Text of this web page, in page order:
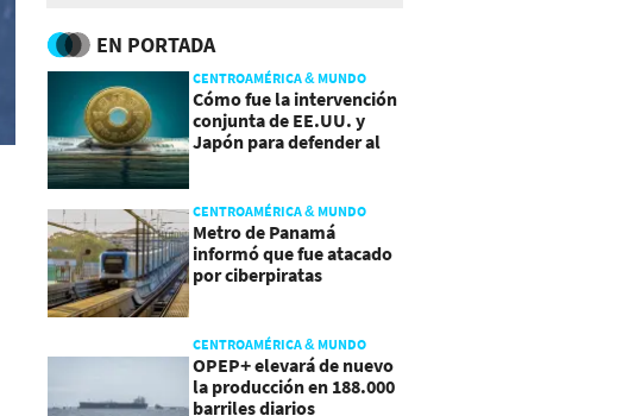
EN PORTADA
CENTROAMÉRICA & MUNDO
Cómo fue la intervención
conjunta de EE.UU. y
Japón para defender al
CENTROAMÉRICA & MUNDO
Metro de Panamá
informó que fue atacado
por ciberpiratas
CENTROAMÉRICA & MUNDO
OPEP+ elevará de nuevo
la producción en 188.000
barriles diarios